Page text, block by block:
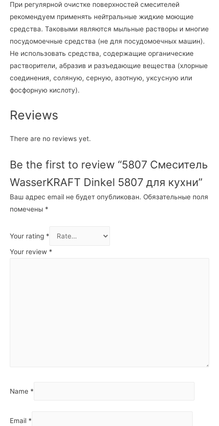
При регулярной очистке поверхностей смесителей
рекомендуем применять нейтральные жидкие моющие
средства. Таковыми являются мыльные растворы и многие
посудомоечные средства (не для посудомоечных машин).
Не использовать средства, содержащие органические
растворители, абразив и разъедающие вещества (хлорные
соединения, соляную, серную, азотную, уксусную или
фосфорную кислоту).
Reviews
There are no reviews yet.
Be the first to review “5807 Смеситель
WasserKRAFT Dinkel 5807 для кухни”
Ваш адрес email не будет опубликован. Обязательные поля
помечены *
Your rating *
Your review *
Name *
Email *